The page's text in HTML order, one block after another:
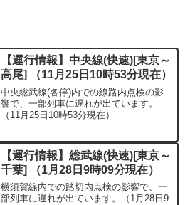
【運行情報】中央線(快速)[東京～
高尾] （11月25日10時53分現在）
中央総武線(各停)内での線路内点検の影
響で、一部列車に遅れが出ています。
（11月25日10時53分現在）
【運行情報】総武線(快速)[東京～
千葉] （1月28日9時09分現在）
横須賀線内での踏切内点検の影響で、一
部列車に遅れが出ています。（1月28日9